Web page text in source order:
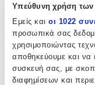
Υπεύθυνη χρήση
Εμείς και οι 1022
προσωπικά σας
χρησιμοποιώντας
αποθηκεύουμε και να
συσκευή σας, με
διαφημίσεων και
των παιδιών, αυτό το
χαλαρώνουν και
που συνδυάζει την
εκφράζει με
πρόσωπα.